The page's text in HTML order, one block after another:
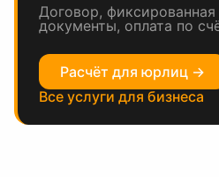
Договор,
документы, оплата по
Расчёт для юрлиц →
Все услуги для бизнеса